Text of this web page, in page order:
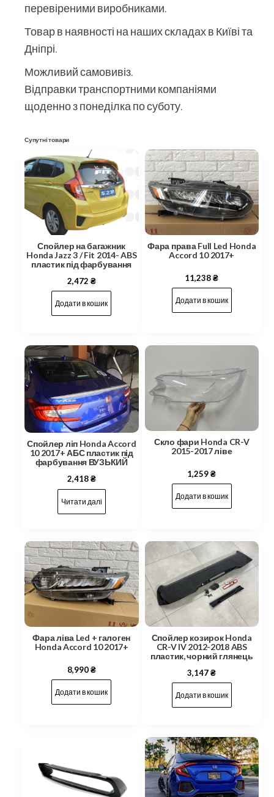
перевіреними виробниками.
Товар в наявності на наших складах в Київі та
Дніпрі.
Можливий самовивіз.
Відправки транспортними компаніями
щоденно з понеділка по суботу.
Супутні товари
Спойлер на багажник
Honda Jazz 3 / Fit 2014- ABS
пластик під фарбування
2,472 ₴
Додати в кошик
Фара права Full Led Honda
Accord 10 2017+
11,238₴
Додати в кошик
Спойлер ліп Honda Accord
10 2017+ АБС пластик під
фарбування ВУЗЬКИЙ
2,418₴
Читати далі
Скло фари Honda CR-V
2015-2017 ліве
1,259₴
Додати в кошик
Фара ліва Led + галоген
Honda Accord 10 2017+
8,990₴
Додати в кошик
Спойлер козирок Honda
CR-V IV 2012-2018 ABS
пластик, чорний глянець
3,147₴
Додати в кошик